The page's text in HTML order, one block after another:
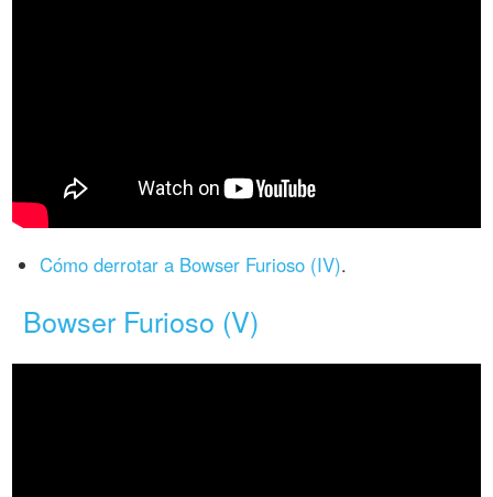
Cómo derrotar a Bowser Furioso (IV).
Bowser Furioso (V)